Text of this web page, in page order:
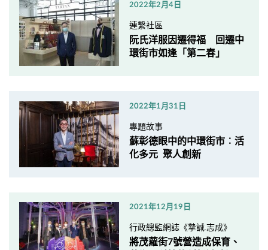
2022年2月4日
連繫社區
阮氏洋服因遷得福 回遷中
環街市如逢「第二春」
2022年1月31日
專題故事
蘇彰德眼中的中環街市︰活
化多元 聚人創新
2021年12月19日
行政總監網誌《摯誠.志成》
將茂蘿街7號營造成保育、